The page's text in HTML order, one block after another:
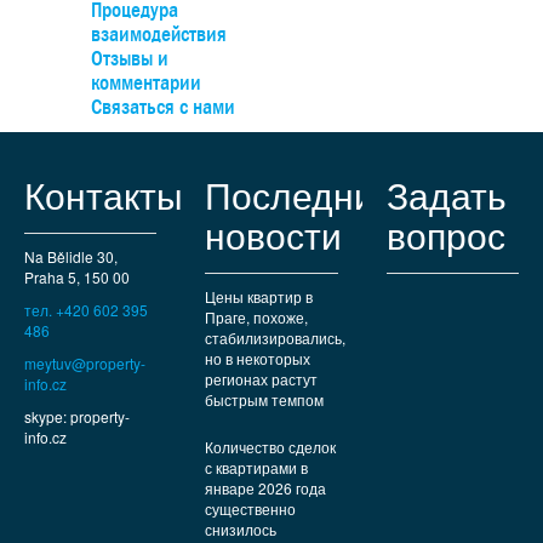
находятся Пругоницкий
Процедура
взаимодействия
Отзывы и
комментарии
Связаться с нами
Контакты
Na Bělidle 30,
Praha 5, 150 00
тел. +420 602 395
486
meytuv@property-
info.cz
skype: property-
info.cz
Последние
новости
Цены квартир в
Праге, похоже,
стабилизировались,
но в некоторых
регионах растут
быстрым темпом
Количество сделок
с квартирами в
январе 2026 года
существенно
снизилось
Задать
вопрос